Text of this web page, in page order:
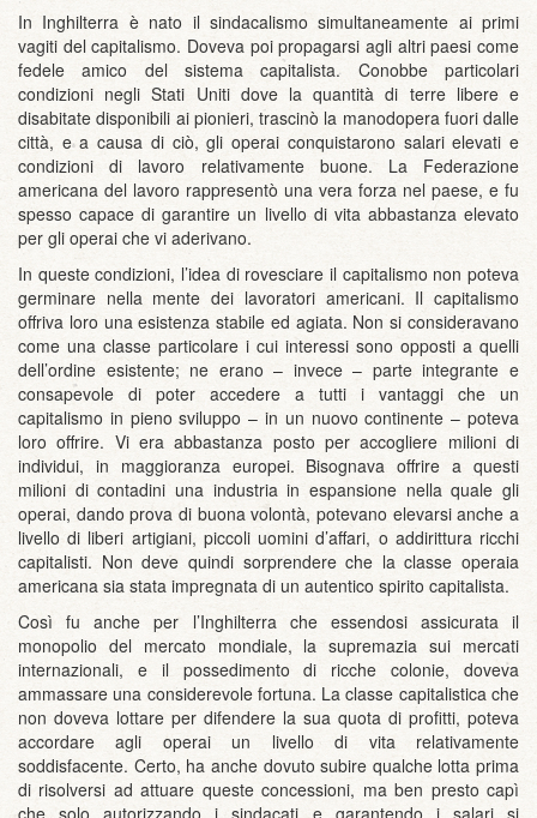
In Inghilterra è nato il sindacalismo simultaneamente ai primi
vagiti del capitalismo. Doveva poi propagarsi agli altri paesi come
fedele amico del sistema capitalista. Conobbe particolari
condizioni negli Stati Uniti dove la quantità di terre libere e
disabitate disponibili ai pionieri, trascinò la manodopera fuori dalle
città, e a causa di ciò, gli operai conquistarono salari elevati e
condizioni di lavoro relativamente buone. La Federazione
americana del lavoro rappresentò una vera forza nel paese, e fu
spesso capace di garantire un livello di vita abbastanza elevato
per gli operai che vi aderivano.
In queste condizioni, l’idea di rovesciare il capitalismo non poteva
germinare nella mente dei lavoratori americani. Il capitalismo
offriva loro una esistenza stabile ed agiata. Non si consideravano
come una classe particolare i cui interessi sono opposti a quelli
dell’ordine esistente; ne erano – invece – parte integrante e
consapevole di poter accedere a tutti i vantaggi che un
capitalismo in pieno sviluppo – in un nuovo continente – poteva
loro offrire. Vi era abbastanza posto per accogliere milioni di
individui, in maggioranza europei. Bisognava offrire a questi
milioni di contadini una industria in espansione nella quale gli
operai, dando prova di buona volontà, potevano elevarsi anche a
livello di liberi artigiani, piccoli uomini d’affari, o addirittura ricchi
capitalisti. Non deve quindi sorprendere che la classe operaia
americana sia stata impregnata di un autentico spirito capitalista.
Così fu anche per l’Inghilterra che essendosi assicurata il
monopolio del mercato mondiale, la supremazia sui mercati
internazionali, e il possedimento di ricche colonie, doveva
ammassare una considerevole fortuna. La classe capitalistica che
non doveva lottare per difendere la sua quota di profitti, poteva
accordare agli operai un livello di vita relativamente
soddisfacente. Certo, ha anche dovuto subire qualche lotta prima
di risolversi ad attuare queste concessioni, ma ben presto capì